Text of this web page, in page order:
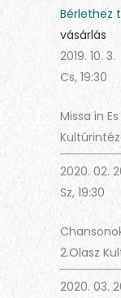
Bérlethez
vásárlás
2019. 10. 3.
Cs, 19:30
Missa in
2020. 02.
Sz, 19:30
2.Olasz
2020. 03.